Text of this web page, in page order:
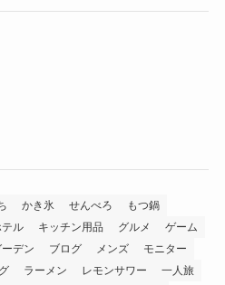
かき氷 せんべろ
もつ鍋
ル キッチン用品 グルメ
ゲーム
デン ブログ メンズ
モニター
ラーメン レモンサワー
一人旅